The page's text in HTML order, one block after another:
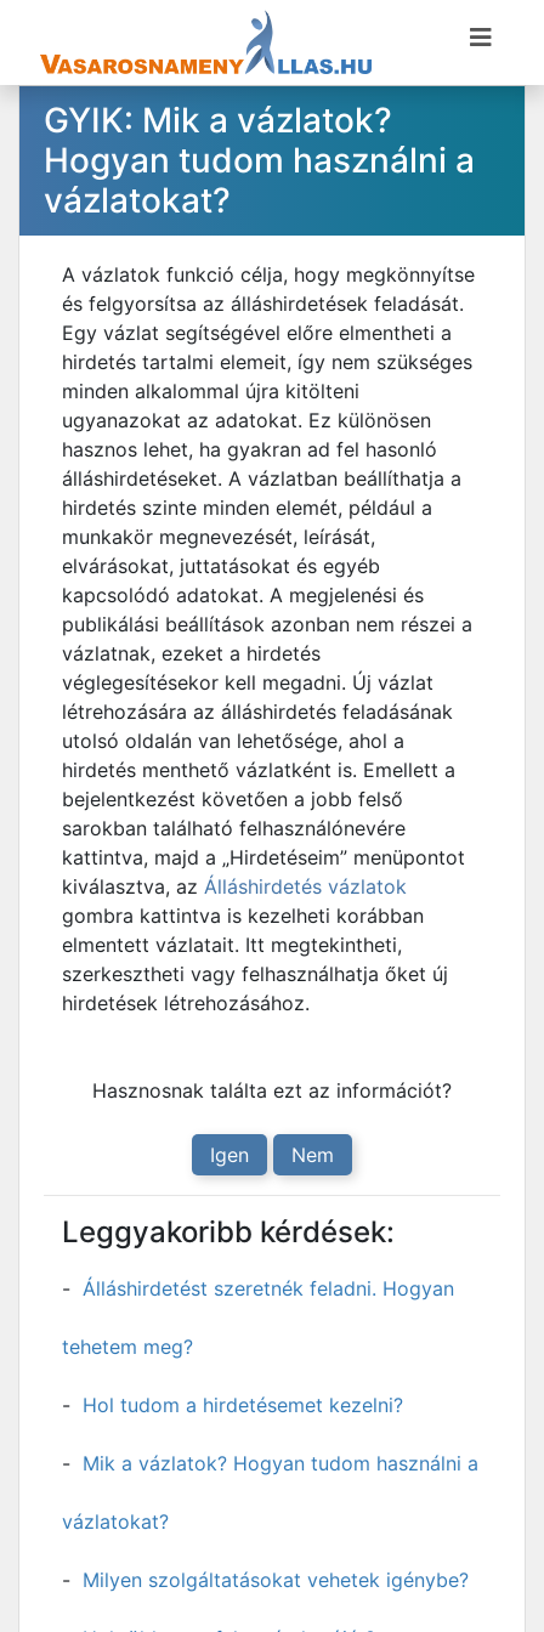
GYIK: Mik a vázlatok?
Hogyan tudom használni a
vázlatokat?
A vázlatok funkció célja, hogy megkönnyítse
és felgyorsítsa az álláshirdetések feladását.
Egy vázlat segítségével előre elmentheti a
hirdetés tartalmi elemeit, így nem szükséges
minden alkalommal újra kitölteni
ugyanazokat az adatokat. Ez különösen
hasznos lehet, ha gyakran ad fel hasonló
álláshirdetéseket. A vázlatban beállíthatja a
hirdetés szinte minden elemét, például a
munkakör megnevezését, leírását,
elvárásokat, juttatásokat és egyéb
kapcsolódó adatokat. A megjelenési és
publikálási beállítások azonban nem részei a
vázlatnak, ezeket a hirdetés
véglegesítésekor kell megadni. Új vázlat
létrehozására az álláshirdetés feladásának
utolsó oldalán van lehetősége, ahol a
hirdetés menthető vázlatként is. Emellett a
bejelentkezést követően a jobb felső
sarokban található felhasználónevére
kattintva, majd a „Hirdetéseim” menüpontot
kiválasztva, az Álláshirdetés vázlatok
gombra kattintva is kezelheti korábban
elmentett vázlatait. Itt megtekintheti,
szerkesztheti vagy felhasználhatja őket új
hirdetések létrehozásához.
Hasznosnak találta ezt az információt?
Igen Nem
Leggyakoribb kérdések:
Álláshirdetést szeretnék feladni. Hogyan
tehetem meg?
Hol tudom a hirdetésemet kezelni?
Mik a vázlatok? Hogyan tudom használni a
vázlatokat?
Milyen szolgáltatásokat vehetek igénybe?